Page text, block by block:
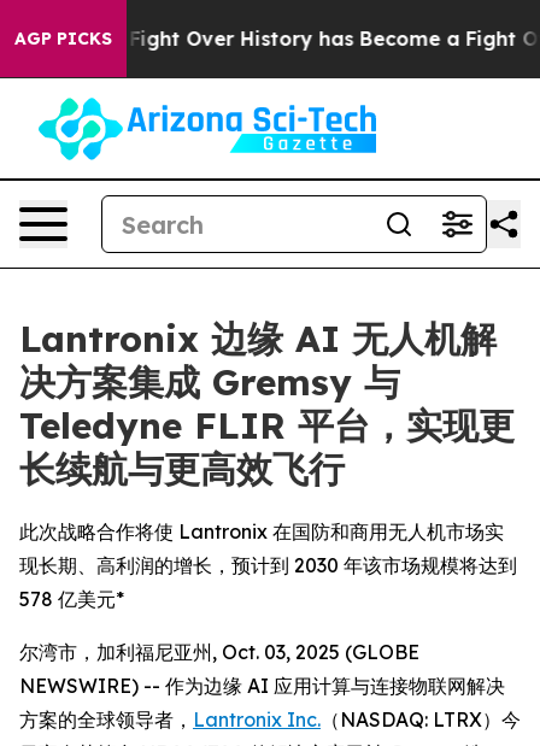
AGP PICKS
Fight Over History has Become a Fight Over
Lantronix 边缘 AI 无人机解
决方案集成 Gremsy 与
Teledyne FLIR 平台，实现更
长续航与更高效飞行
此次战略合作将使 Lantronix 在国防和商用无人机市场实
现长期、高利润的增长，预计到 2030 年该市场规模将达到
578 亿美元*
尔湾市，加利福尼亚州, Oct. 03, 2025 (GLOBE
NEWSWIRE) -- 作为边缘 AI 应用计算与连接物联网解决
方案的全球领导者， Lantronix Inc. （NASDAQ: LTRX）今